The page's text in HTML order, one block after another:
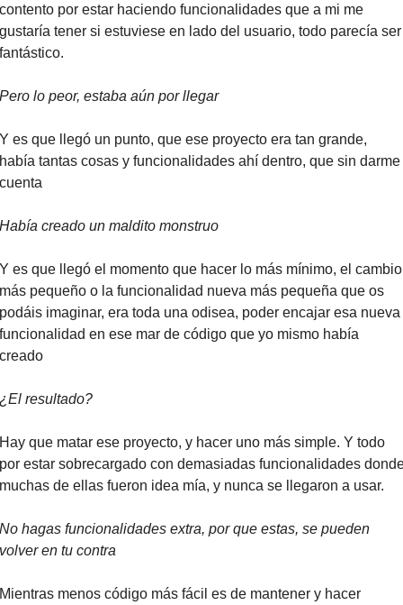
por estar haciendo funcionalidades que a mi me
tener si estuviese en lado del usuario, todo parecía ser
lo peor, estaba aún por llegar
es que llegó un punto, que ese proyecto era tan grande,
tantas cosas y funcionalidades ahí dentro, que sin darme
creado un maldito monstruo
es que llegó el momento que hacer lo más mínimo, el cambio
pequeño o la funcionalidad nueva más pequeña que os
imaginar, era toda una odisea, poder encajar esa nueva
en ese mar de código que yo mismo había
resultado?
que matar ese proyecto, y hacer uno más simple. Y todo
estar sobrecargado con demasiadas funcionalidades
de ellas fueron idea mía, y nunca se llegaron a usar.
hagas funcionalidades extra, por que estas, se pueden
en tu contra
menos código más fácil es de mantener y hacer